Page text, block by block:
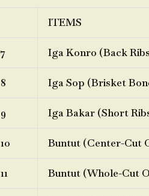
ITEMS
7 Iga Konro (Back
8 Iga Sop (Brisket
9 Iga Bakar (Short
10 Buntut (Center-Cut
11 Buntut (Whole-Cut